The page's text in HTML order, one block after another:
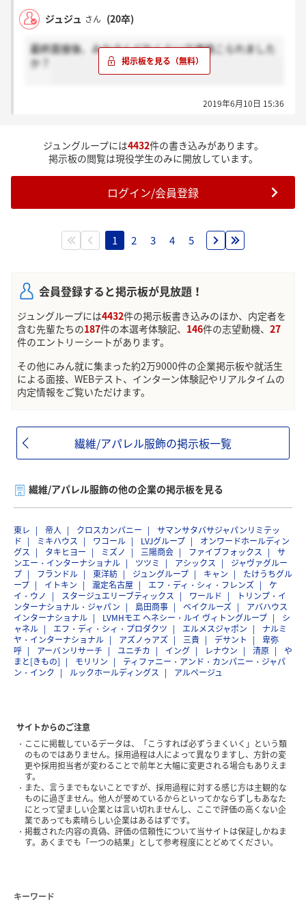
ジュジュ さん (20卒)
最終面接後、みなさんどれくらいで連絡こられました
か？
2019年6月10日 15:36
ジュングループには4432件の書き込みがあります。
掲示板の閲覧は現役学生のみに開放しています。
ログイン/会員登録
1 2 3 4 5
会員登録すると掲示板が見放題！
ジュングループには4432件の掲示板書き込みのほか、内定者を
含む先輩たちの187件の本選考体験記、 146件の志望動機、 27
件のエントリーシートがあります。
その他にみん就に集まった約2万9000件の企業掲示板や就活生
による面接、WEBテスト、インターン体験記やリアルタイムの
内定情報をご覧いただけます。
繊維/アパレル服飾の掲示板一覧
繊維/アパレル服飾の他の企業の掲示板を見る
東レ 帝人 クロスカンパニー
サマンサタバサジャパンリミテッ
ド
ミキハウス ワコール LVJグループ
オンワードホールディン
グス
タキヒヨー ミズノ 三陽商会 ファイブフォックス
サ
ンエー・インターナショナル
ツツミ アシックス
ジャヴァグルー
プ
フランドル 東洋紡 ジュングループ キャン
たけうちグル
ープ
イトキン 瀧定名古屋 エフ・ディ・シィ・フレンズ
ケ
イ・ウノ
スタージュエリーブティックス ワールド
トリンプ・イ
ンターナショナル・ジャパン
島田商事 ベイクルーズ
アバハウス
インターナショナル
LVMHモエ ヘネシー・ルイ ヴィトングループ
シ
ャネル
エフ・ディ・シィ・プロダクツ エルメスジャポン
ナルミ
ヤ・インターナショナル
アズノゥアズ 三貴 デサント
卑弥
呼
アーバンリサーチ ユニチカ イング レナウン 清原
や
まと[きもの]
モリリン
ティファニー・アンド・カンパニー・ジャパ
ン・インク
ルックホールディングス アルページュ
サイトからのご注意
ここに掲載しているデータは、「こうすれば必ずうまくいく」という類
のものではありません。採用過程は人によって異なりますし、方針の変
更や採用担当者が変わることで前年と大幅に変更される場合もありえま
す。
また、言うまでもないことですが、採用過程に対する感じ方は主観的な
ものに過ぎません。他人が誉めているからといってかならずしもあなた
にとって望ましい企業とは言い切れませんし、ここで評価の高くない企
業であっても素晴らしい企業はあるはずです。
掲載された内容の真偽、評価の信頼性について当サイトは保証しかねま
す。あくまでも「一つの結果」として参考程度にとどめてください。
キーワード